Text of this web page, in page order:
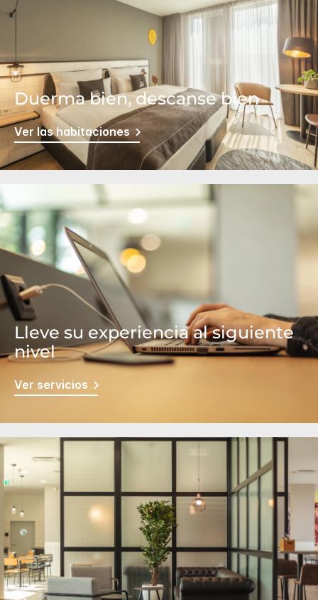
Duerma bien, descanse bien
Ver las habitaciones
Lleve su experiencia al siguiente
nivel
Ver servicios